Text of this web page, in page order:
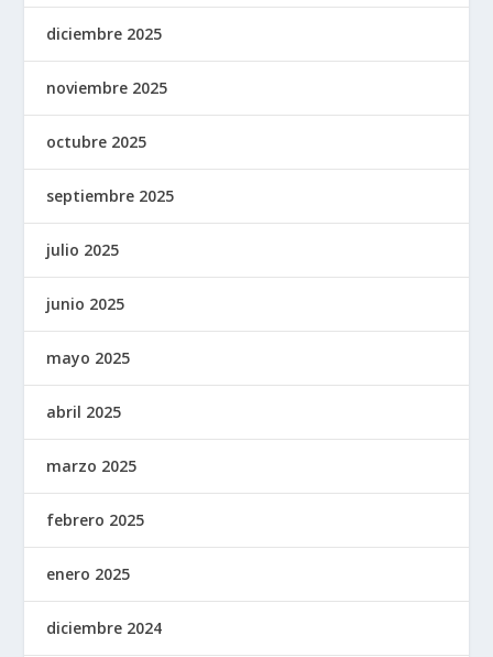
diciembre 2025
noviembre 2025
octubre 2025
septiembre 2025
julio 2025
junio 2025
mayo 2025
abril 2025
marzo 2025
febrero 2025
enero 2025
diciembre 2024